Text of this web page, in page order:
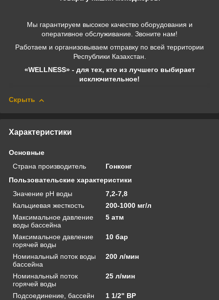
Мы гарантируем высокое качество оборудования и
оперативное обслуживание. Звоните нам!
Работаем и организовываем отправку по всей территории
Республики Казахстан.
«WELLNESS» - для тех, кто из лучшего выбирает
исключительное!
Скрыть
Характеристики
Основные
Страна производитель
Гонконг
Пользовательские характеристики
Значение рН воды
7,2-7,8
Кальциевая жесткость
200-1000 мг/л
Максимальное давление
воды бассейна
5 атм
Максимальное давление
горячей воды
10 бар
Номинальный поток воды
бассейна
200 л/мин
Номинальный поток
горячей воды
25 л/мин
Подсоединение, бассейн
1 1/2" ВР